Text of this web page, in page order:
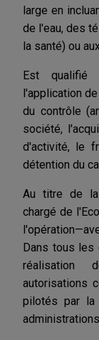
large en
de l'eau, des
la santé) ou
Est qualifié
l'application
du contrôle
société,
d'activité, le
détention du
Au titre de la
chargé de
Dans tous les
réalisation
autorisations
pilotés par la